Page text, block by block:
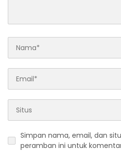
Simpan nama, email, dan
peramban ini untuk